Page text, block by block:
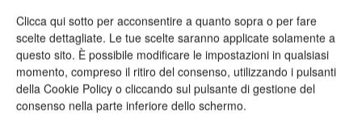
Clicca qui sotto per acconsentire a quanto sopra o per fare
scelte dettagliate. Le tue scelte saranno applicate solamente a
questo sito. È possibile modificare le impostazioni in qualsiasi
momento, compreso il ritiro del consenso, utilizzando i pulsanti
della Cookie Policy o cliccando sul pulsante di gestione del
consenso nella parte inferiore dello schermo.
nel progetto, acquisiamo gli elementi per poter valutare il
fornitore, la sua organizzazione, il suo sistema qualità, le
tecnologie di stampa disponibili, la possibilità di usare colori e
tecniche rispettose di quanto previsto dalle linee guida EuPIA
(European Printing Ink Association).»